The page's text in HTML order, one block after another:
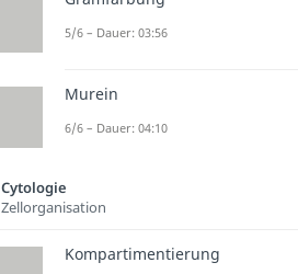
5/6 – Dauer: 03:56
Murein
6/6 – Dauer: 04:10
Cytologie
Zellorganisation
Kompartimentierung